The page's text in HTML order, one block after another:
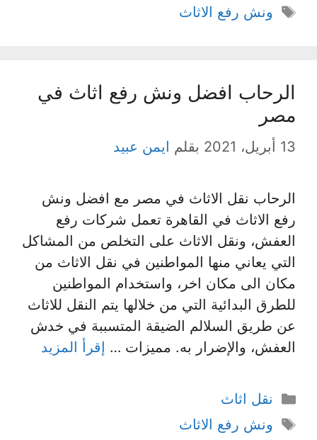
الوسوم
ونش رفع الاثاث
الرحاب افضل ونش رفع اثاث في
مصر
13 أبريل، 2021 بقلم ايمن عبيد
الرحاب نقل الاثاث في مصر مع افضل ونش
رفع الاثاث في القاهرة تعمل شركات رفع
العفش، ونقل الاثاث على التخلص من المشاكل
التي يعاني منها المواطنين في نقل الاثاث من
مكان الى مكان اخر، واستخدام المواطنين
للطرق البدائية التي من خلالها يتم النقل للاثاث
عن طريق السلالم الضيقة المتسببة في خدش
العفش، والإضرار به. مميزات … إقرأ المزيد
التصنيفات
نقل اثاث
الوسوم
ونش رفع الاثاث